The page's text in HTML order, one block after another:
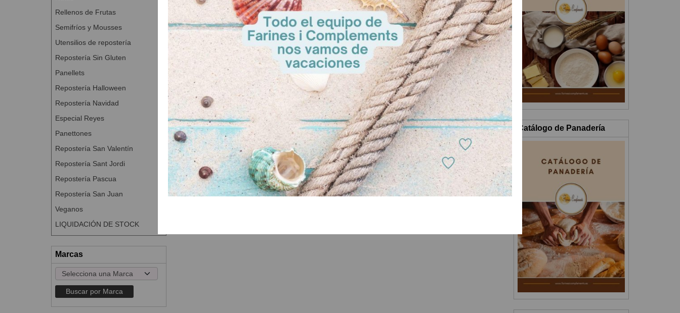
Rellenos de Frutas
Semifríos y Mousses
Utensilios de repostería
Repostería Sin Gluten
Panellets
Repostería Halloween
Repostería Navidad
Especial Reyes
Panettones
Repostería San Valentín
Repostería Sant Jordi
Repostería Pascua
Repostería San Juan
Veganos
LIQUIDACIÓN DE STOCK
Marcas
Temperatura de la masa: 26 – 27 ºC.
Reposo en bloque unos 10 minutos.
Dividir y bolear piezas según el tamaño deseado.
Formar los roscones.
Pintar con huevo, decorar al gusto y fermentar a 30 ºC y 70% H.R.
Pintar con huevo otra vez y espolvorear con azúcar “bolado” o azúcar en grano ligeramente
remojado.
Cocer a 190 – 210 ºC (según el tamaño de la pieza) y dejar enfriar.
Si se desean roscones rellenos, hacer un corte horizontal una vez fríos, aplicar una capa
abundante de crema pastelera, nata montada o trufa y cubrir con la parte superior.
Catálogo de Panadería